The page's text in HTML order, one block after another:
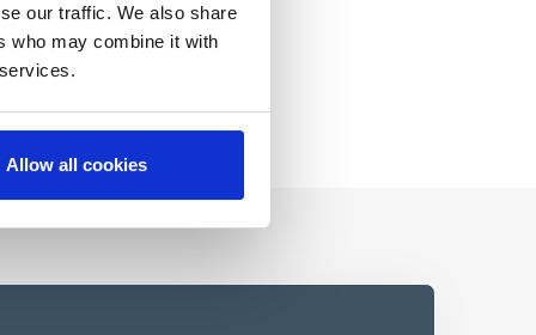
our traffic. We also share
who may combine it with
Allow all cookies